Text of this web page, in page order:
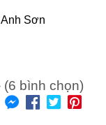
Sơn
(6 bình chọn)